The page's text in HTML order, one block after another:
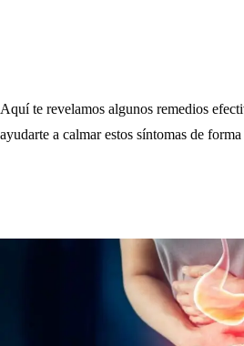
Aquí te revelamos algunos remedios
ayudarte a calmar estos síntomas de forma